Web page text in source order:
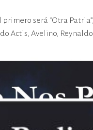
será “Otra
Actis, Avelino,